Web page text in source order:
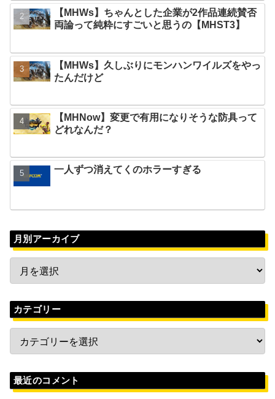
【MHWs】ちゃんとした企業が2作品連続賛否
両論って純粋にすごいと思うの【MHST3】
【MHWs】久しぶりにモンハンワイルズをやっ
たんだけど
【MHNow】変更で有用になりそうな防具って
どれなんだ？
一人ずつ消えてくのホラーすぎる
月別アーカイブ
カテゴリー
最近のコメント